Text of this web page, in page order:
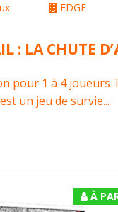
EDGE
: LA CHUTE
pour 1 à 4 joueurs
un jeu de survie...
À